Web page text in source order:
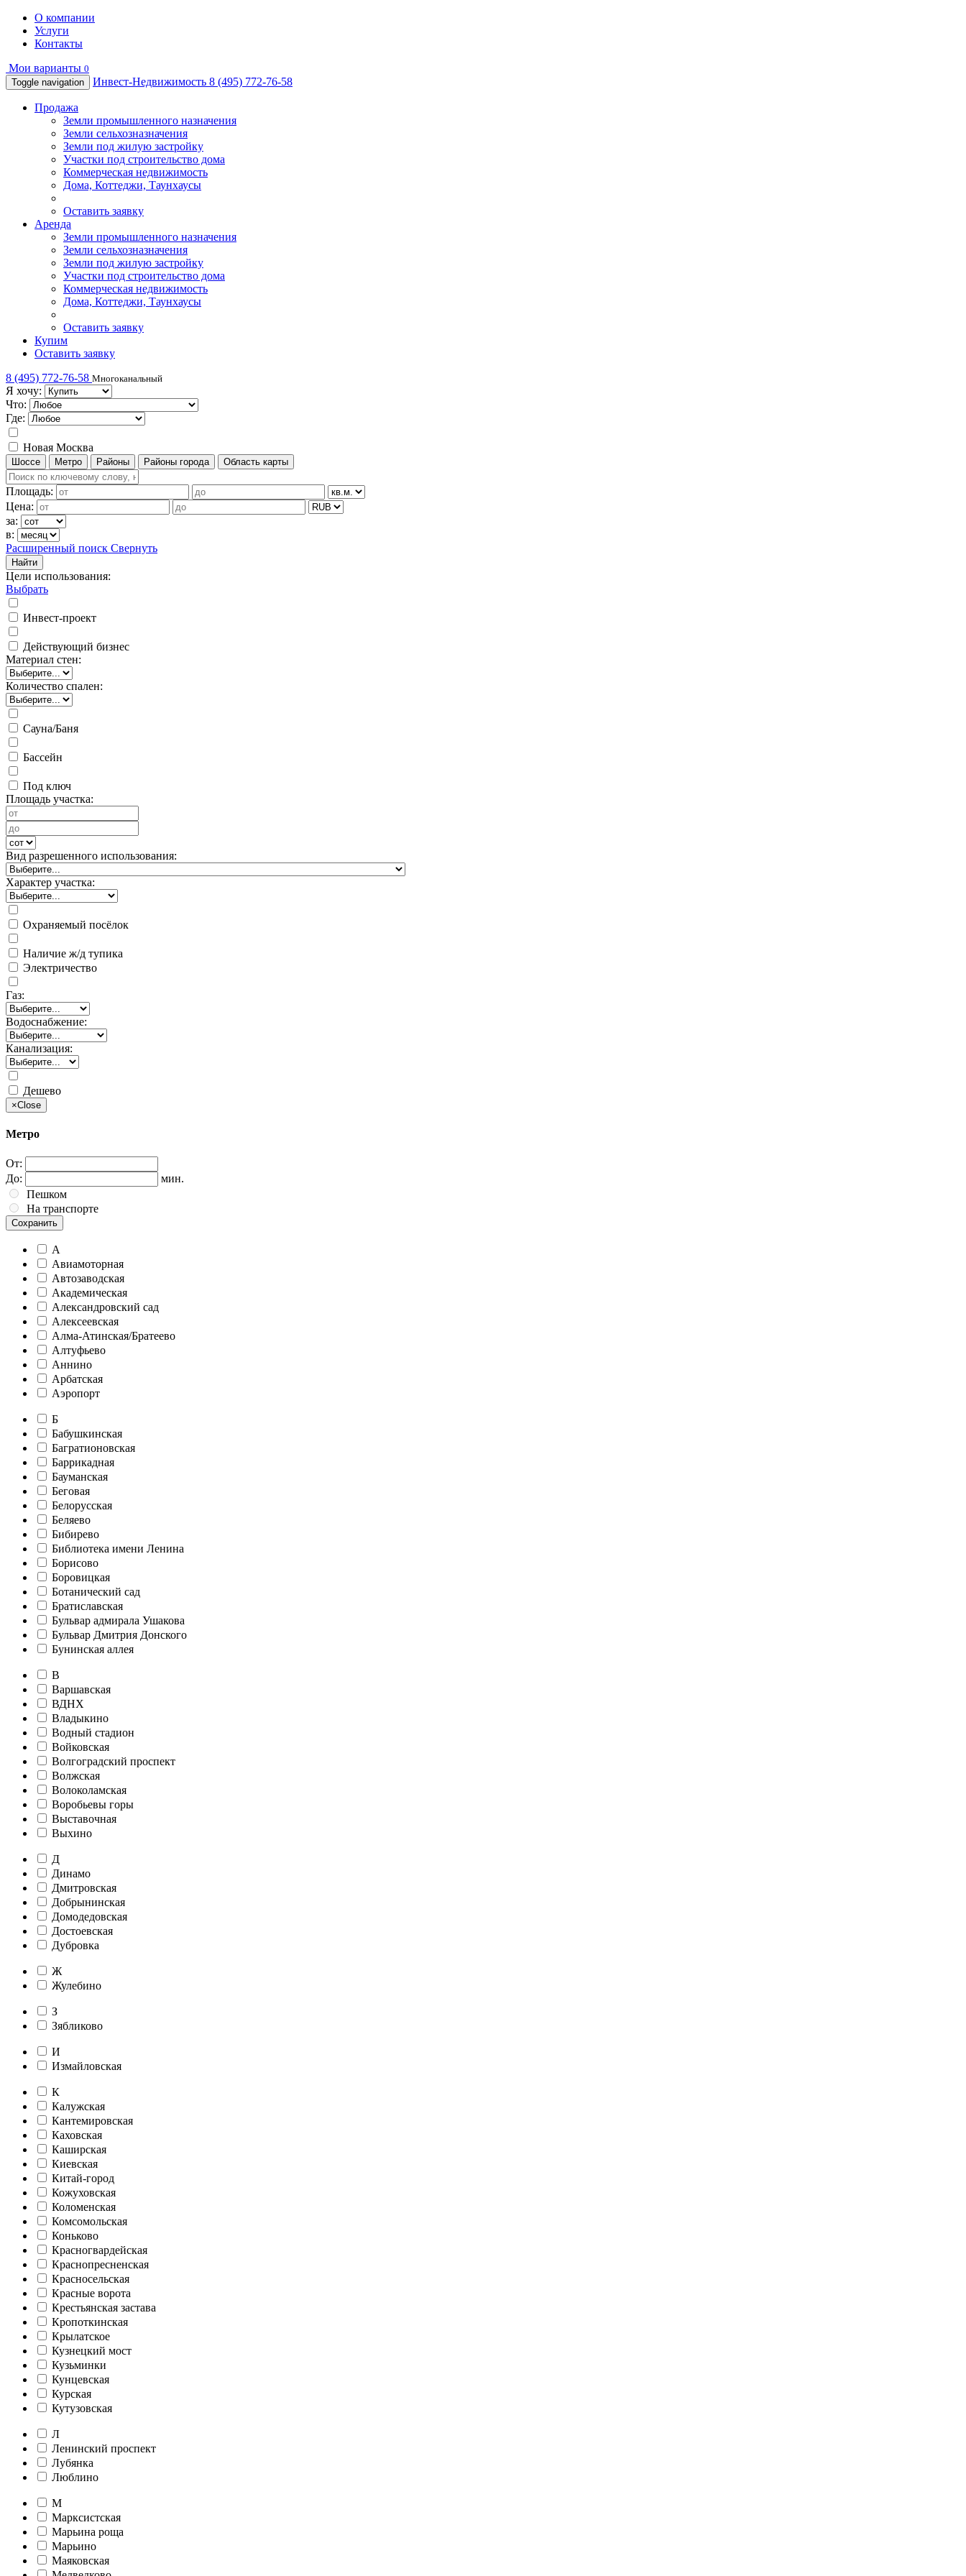
О компании
Услуги
Контакты
Мои варианты 0
Toggle navigation
Инвест-Недвижимость 8 (495) 772-76-58
Продажа
Земли промышленного назначения
Земли сельхозназначения
Земли под жилую застройку
Участки под строительство дома
Коммерческая недвижимость
Дома, Коттеджи, Таунхаусы
Оставить заявку
Аренда
Земли промышленного назначения
Земли сельхозназначения
Земли под жилую застройку
Участки под строительство дома
Коммерческая недвижимость
Дома, Коттеджи, Таунхаусы
Оставить заявку
Купим
Оставить заявку
8 (495) 772-76-58 Многоканальный
Я хочу:
Что:
Где:
Новая Москва
Шоссе Метро Районы Районы города Область карты
Площадь:
Цена:
за:
в:
Расширенный поиск Свернуть
Найти
Цели использования:
Выбрать
Инвест-проект
Действующий бизнес
Материал стен:
Количество спален:
Сауна/Баня
Бассейн
Под ключ
Площадь участка:
Вид разрешенного использования:
Характер участка:
Охраняемый посёлок
Наличие ж/д тупика
Электричество
Газ:
Водоснабжение:
Канализация:
Дешево
×Close
Метро
От:
До:
мин.
Пешком
На транспорте
Сохранить
А
Авиамоторная
Автозаводская
Академическая
Александровский сад
Алексеевская
Алма-Атинская/Братеево
Алтуфьево
Аннино
Арбатская
Аэропорт
Б
Бабушкинская
Багратионовская
Баррикадная
Бауманская
Беговая
Белорусская
Беляево
Бибирево
Библиотека имени Ленина
Борисово
Боровицкая
Ботанический сад
Братиславская
Бульвар адмирала Ушакова
Бульвар Дмитрия Донского
Бунинская аллея
В
Варшавская
ВДНХ
Владыкино
Водный стадион
Войковская
Волгоградский проспект
Волжская
Волоколамская
Воробьевы горы
Выставочная
Выхино
Д
Динамо
Дмитровская
Добрынинская
Домодедовская
Достоевская
Дубровка
Ж
Жулебино
З
Зябликово
И
Измайловская
К
Калужская
Кантемировская
Каховская
Каширская
Киевская
Китай-город
Кожуховская
Коломенская
Комсомольская
Коньково
Красногвардейская
Краснопресненская
Красносельская
Красные ворота
Крестьянская застава
Кропоткинская
Крылатское
Кузнецкий мост
Кузьминки
Кунцевская
Курская
Кутузовская
Л
Ленинский проспект
Лубянка
Люблино
М
Марксистская
Марьина роща
Марьино
Маяковская